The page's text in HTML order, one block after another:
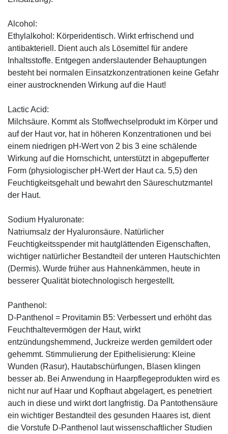
Alcohol:
Ethylalkohol: Körperidentisch. Wirkt erfrischend und
antibakteriell. Dient auch als Lösemittel für andere
Inhaltsstoffe. Entgegen anderslautender Behauptungen
besteht bei normalen Einsatzkonzentrationen keine Gefahr
einer austrocknenden Wirkung auf die Haut!
Lactic Acid:
Milchsäure. Kommt als Stoffwechselprodukt im Körper und
auf der Haut vor, hat in höheren Konzentrationen und bei
einem niedrigen pH-Wert von 2 bis 3 eine schälende
Wirkung auf die Hornschicht, unterstützt in abgepufferter
Form (physiologischer pH-Wert der Haut ca. 5,5) den
Feuchtigkeitsgehalt und bewahrt den Säureschutzmantel
der Haut.
Sodium Hyaluronate:
Natriumsalz der Hyaluronsäure. Natürlicher
Feuchtigkeitsspender mit hautglättenden Eigenschaften,
wichtiger natürlicher Bestandteil der unteren Hautschichten
(Dermis). Wurde früher aus Hahnenkämmen, heute in
besserer Qualität biotechnologisch hergestellt.
Panthenol:
D-Panthenol = Provitamin B5: Verbessert und erhöht das
Feuchthaltevermögen der Haut, wirkt
entzündungshemmend, Juckreize werden gemildert oder
gehemmt. Stimmulierung der Epithelisierung: Kleine
Wunden (Rasur), Hautabschürfungen, Blasen klingen
besser ab. Bei Anwendung in Haarpflegeprodukten wird es
nicht nur auf Haar und Kopfhaut abgelagert, es penetriert
auch in diese und wirkt dort langfristig. Da Pantothensäure
ein wichtiger Bestandteil des gesunden Haares ist, dient
die Vorstufe D-Panthenol laut wissenschaftlicher Studien